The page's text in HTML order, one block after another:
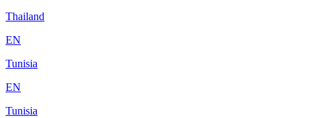
Thailand
EN
Tunisia
EN
Tunisia